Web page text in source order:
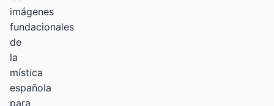
imágenes
fundacionales
de
la
mística
española
para